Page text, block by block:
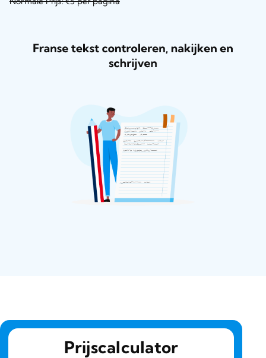
Prijscalculator